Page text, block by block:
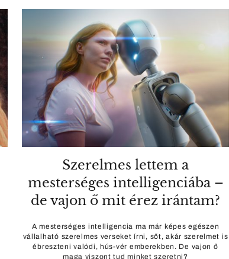
Szerelmes lettem a
mesterséges intelligenciába –
de vajon ő mit érez irántam?
A mesterséges intelligencia ma már képes egészen
vállalható szerelmes verseket írni, sőt, akár szerelmet is
ébreszteni valódi, hús-vér emberekben. De vajon ő
maga viszont tud minket szeretni?